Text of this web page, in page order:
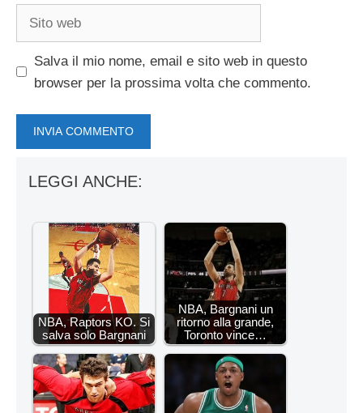
Salva il mio nome, email e sito web in questo
browser per la prossima volta che commento.
LEGGI ANCHE:
NBA, Raptors KO. Si
salva solo Bargnani
NBA, Bargnani un
ritorno alla grande,
Toronto vince…